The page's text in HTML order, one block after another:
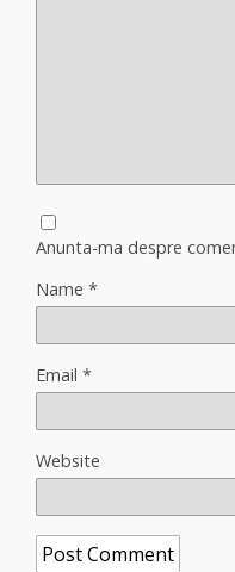
Anunta-ma despre
Name *
Email *
Website